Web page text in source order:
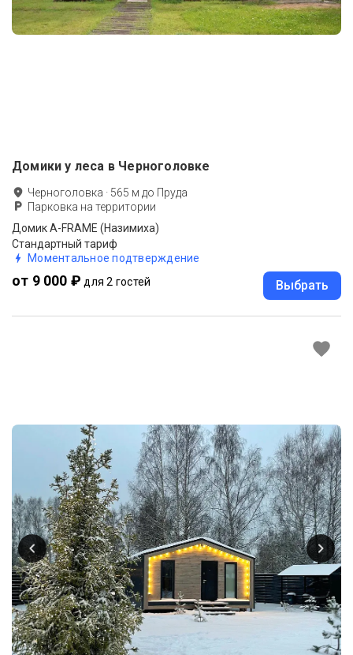
Домики у леса в Черноголовке
Черноголовка · 565 м до Пруда
Парковка на территории
Домик A-FRAME (Назимиха)
Стандартный тариф
Моментальное подтверждение
от 9 000 ₽ для 2 гостей Выбрать